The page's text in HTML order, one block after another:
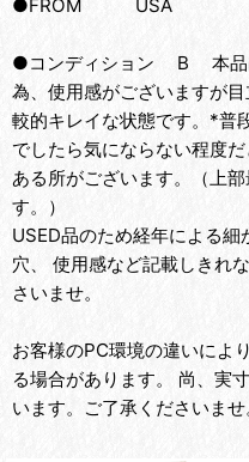
●FROM USA
●コンディション B 本品
為、使用感がございますが
較的キレイな状態です。*普
でしたら気にならない程度
ある所がございます。（上
す。）
USED品のため経年による
穴、 使用感など記載しきれ
さいませ。
お客様のPC環境の違いによ
る場合があります。 尚、実
います。ご了承くださいませ